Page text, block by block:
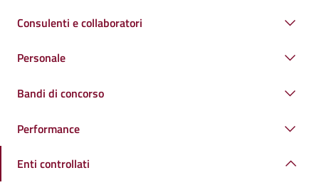
Consulenti e collaboratori
Personale
Bandi di concorso
Performance
Enti controllati